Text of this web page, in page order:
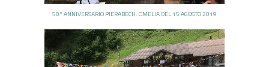
50° ANNIVERSARIO PIERABECH: OMELIA DEL 15 AGOSTO 2019